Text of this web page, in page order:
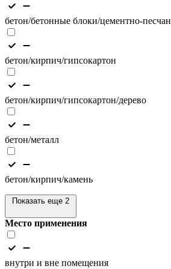
бетон/бетонные блоки/цементно-
бетон/кирпич/гипсокартон
бетон/кирпич/гипсокартон/дерево
бетон/металл
бетон/кирпич/камень
Показать еще 2
Место применения
внутри и вне помещения